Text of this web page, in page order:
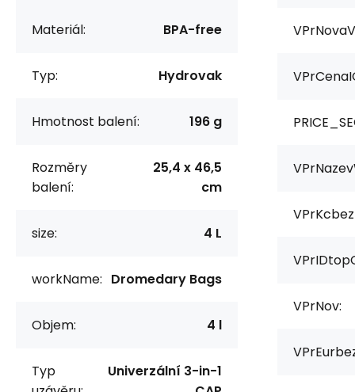
Materiál: BPA-free
Typ: Hydrovak
Hmotnost balení: 196 g
Rozměry
balení:
25,4 x 46,5
cm
size: 4 L
workName: Dromedary Bags
Objem: 4 l
Typ
Univerzální 3-in-1
VPrNov: